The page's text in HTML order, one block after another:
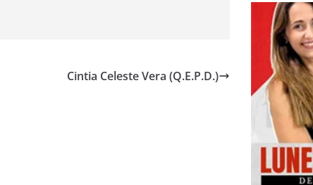
Cintia Celeste Vera (Q.E.P.D.)